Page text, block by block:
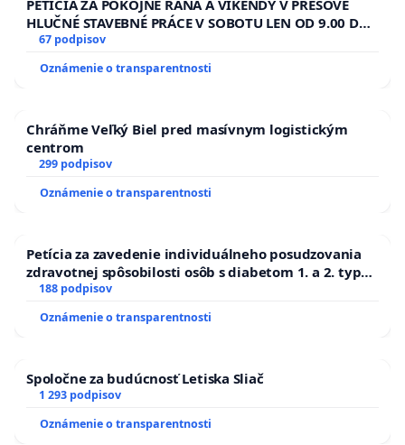
PETÍCIA ZA POKOJNÉ RÁNA A VÍKENDY V PREŠOVE
HLUČNÉ STAVEBNÉ PRÁCE V SOBOTU LEN OD 9.00 DO
13.00 HOD., CEZ PRACOVNÝ TÝŽDEŇ CIEĽ 8.00 – 18.00
ĎUMBIERSKEJ/MAGU
67 podpisov
Oznámenie o transparentnosti
Chráňme Veľký Biel pred masívnym logistickým
centrom
299 podpisov
Oznámenie o transparentnosti
Petícia za zavedenie individuálneho posudzovania
zdravotnej spôsobilosti osôb s diabetom 1. a 2. typu
pri prijímaní do Policajného zboru SR
188 podpisov
Oznámenie o transparentnosti
Spoločne za budúcnosť Letiska Sliač
1 293 podpisov
Oznámenie o transparentnosti